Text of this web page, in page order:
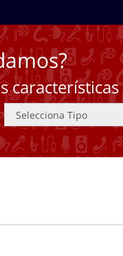
características